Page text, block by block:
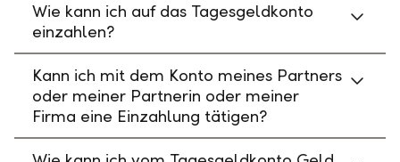
Wie kann ich auf das Tagesgeldkonto
einzahlen?
Kann ich mit dem Konto meines Partners
oder meiner Partnerin oder meiner
Firma eine Einzahlung tätigen?